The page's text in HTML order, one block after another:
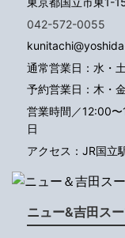
042-572-0055
通常営業日：水・
予約営業日：木・
営業時間／12:00
日
アクセス：JR国立
ニュー&吉田ス